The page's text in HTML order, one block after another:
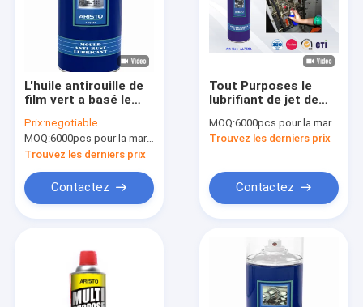
L'huile antirouille de
film vert a basé le
machines en métal
Prix:negotiable
MOQ:6000pcs pour la marque d'Aristo, 15000pcs pour la marque de client
Trouvez les derniers prix
Contactez
Tout Purposes le
lubrifiant de jet de
basé par huile
antirouille
lubrifiants 400ml
MOQ:6000pcs pour la marque d'Aristo, 15000pcs pour la marque de client
Trouvez les derniers prix
Contactez